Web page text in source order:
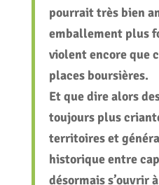
pourrait très bien
emballement plus
violent encore que
places boursières.
Et que dire alors
toujours plus
territoires et
historique entre
désormais s’ouvrir